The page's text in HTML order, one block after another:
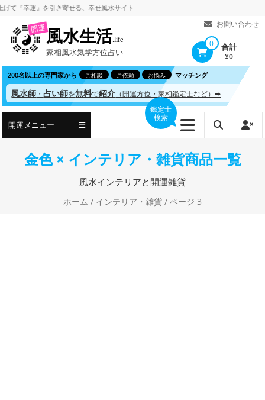
コ
ツ
へ
ス
ッ
幸運』を引き寄せる、幸せ風水サイト
お問い合わせ
開運風水生活.life
家相風水気学方位占い
0 合計
¥0
200名以上の専門家から ご相談 ご依頼 お悩み マッチング
風水師 ・占い師を無料で紹介 （開運方位・家相鑑定士など）➡
開運メニュー
鑑定士
検索
金色 × インテリア・雑貨商品一覧
風水インテリアと開運雑貨
ホーム / インテリア・雑貨 / ページ 3